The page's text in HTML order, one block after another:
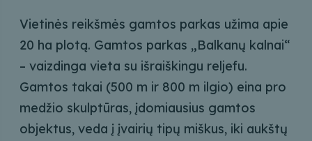
Vietinės reikšmės gamtos parkas užima apie
20 ha plotą. Gamtos parkas „Balkanų kalnai“
– vaizdinga vieta su išraiškingu reljefu.
Gamtos takai (500 m ir 800 m ilgio) eina pro
medžio skulptūras, įdomiausius gamtos
objektus, veda į įvairių tipų miškus, iki aukštų